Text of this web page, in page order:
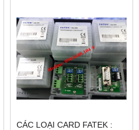
CÁC LOẠI CARD FATEK :